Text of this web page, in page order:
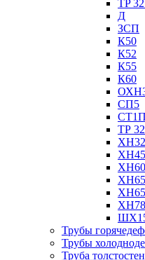
TP
Д
ЗСП
К50
К52
К55
К60
СП5
ТР
Трубы
Трубы
Труба